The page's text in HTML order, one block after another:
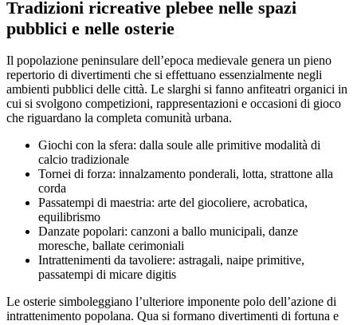
Tradizioni ricreative plebee nelle spazi
pubblici e nelle osterie
Il popolazione peninsulare dell’epoca medievale genera un pieno
repertorio di divertimenti che si effettuano essenzialmente negli
ambienti pubblici delle città. Le slarghi si fanno anfiteatri organici in
cui si svolgono competizioni, rappresentazioni e occasioni di gioco
che riguardano la completa comunità urbana.
Giochi con la sfera: dalla soule alle primitive modalità di
calcio tradizionale
Tornei di forza: innalzamento ponderali, lotta, strattone alla
corda
Passatempi di maestria: arte del giocoliere, acrobatica,
equilibrismo
Danzate popolari: canzoni a ballo municipali, danze
moresche, ballate cerimoniali
Intrattenimenti da tavoliere: astragali, naipe primitive,
passatempi di micare digitis
Le osterie simboleggiano l’ulteriore imponente polo dell’azione di
intrattenimento popolana. Qua si formano divertimenti di fortuna e